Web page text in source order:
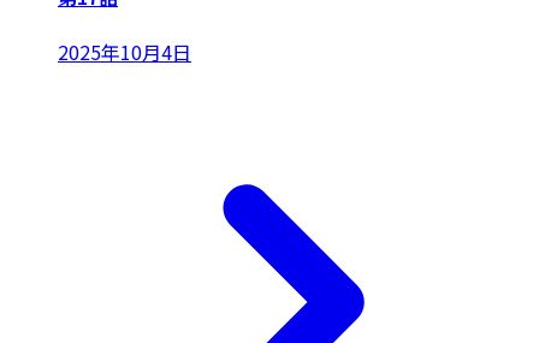
2025年10月4日